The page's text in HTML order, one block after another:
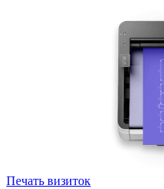
Печать визиток